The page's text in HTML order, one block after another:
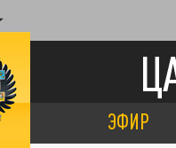
ЭФИР